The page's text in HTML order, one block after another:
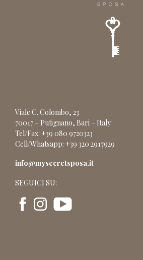
Viale C. Colombo, 23
70017 – Putignano, Bari – Italy
Tel/Fax: +39 080 9720323
Cell/Whatsapp: +39 320 2917929
info@mysecretsposa.it
SEGUICI SU: